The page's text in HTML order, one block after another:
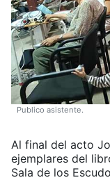
Publico asistente.
Al final del acto
ejemplares del
Sala de los